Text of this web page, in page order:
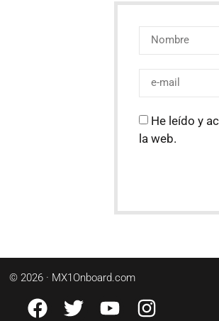
He leído y
la web.
© 2026 · MX1Onboard.com